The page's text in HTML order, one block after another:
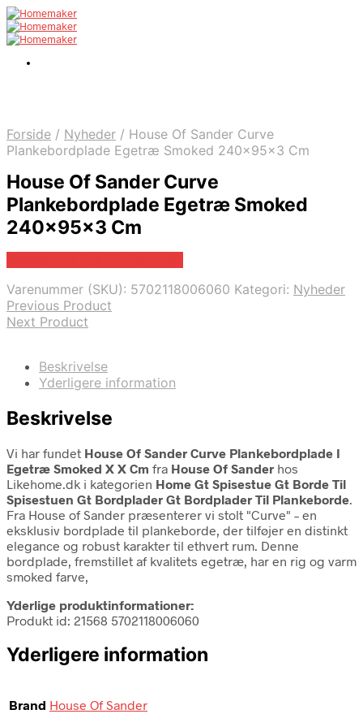
Forside / Nyheder / House Of Sander Curve
Plankebordplade Egetræ Smoked 240x95x3 Cm
House Of Sander Curve
Plankebordplade Egetræ Smoked
240x95x3 Cm
Varenummer (SKU): 5702118006060 Kategori: Nyheder
Previous Product
Next Product
Beskrivelse
Yderligere information
Beskrivelse
Vi har fundet House Of Sander Curve Plankebordplade I
Egetræ Smoked X X Cm fra House Of Sander hos
Likehome.dk i kategorien Home Gt Spisestue Gt Borde Til
Spisestuen Gt Bordplader Gt Bordplader Til Plankeborde.
Fra House of Sander præsenterer vi stolt "Curve" – en
eksklusiv bordplade til plankeborde, der tilføjer en distinkt
elegance og robust karakter til ethvert rum. Denne
bordplade, fremstillet af kvalitets egetræ, har en rig og varm
smoked farve,
Yderlige produktinformationer:
Produkt id: 21568 5702118006060
Yderligere information
Brand House Of Sander